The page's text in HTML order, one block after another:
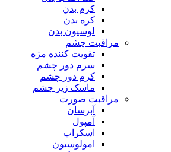
کرم بدن
کره بدن
لوسیون بدن
مراقبت چشم
تقویت کننده مژه
سرم دور چشم
کرم دور چشم
ماسک زیر چشم
مراقبت صورت
آبرسان
آمپول
اسکراپ
امولوسیون